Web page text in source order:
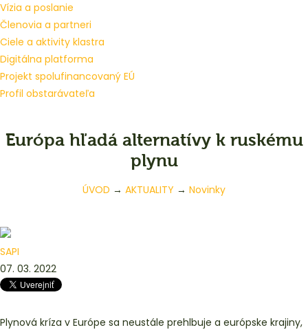
Vízia a poslanie
Členovia a partneri
Ciele a aktivity klastra
Digitálna platforma
Projekt spolufinancovaný EÚ
Profil obstarávateľa
Európa hľadá alternatívy k ruskému
plynu
ÚVOD → AKTUALITY → Novinky
SAPI
07. 03. 2022
Plynová kríza v Európe sa neustále prehlbuje a európske krajiny,